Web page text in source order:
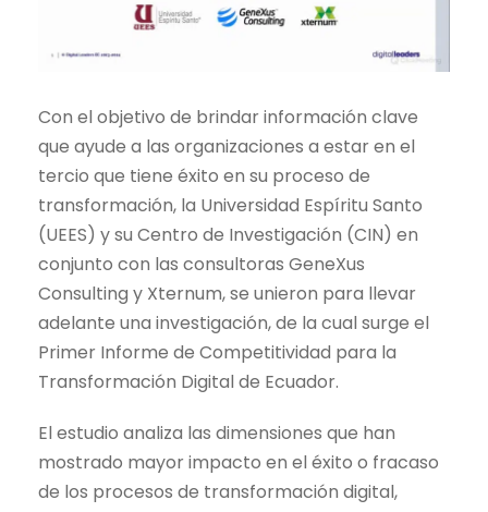
Con el objetivo de brindar información clave
que ayude a las organizaciones a estar en el
tercio que tiene éxito en su proceso de
transformación, la Universidad Espíritu Santo
(UEES) y su Centro de Investigación (CIN) en
conjunto con las consultoras GeneXus
Consulting y Xternum, se unieron para llevar
adelante una investigación, de la cual surge el
Primer Informe de Competitividad para la
Transformación Digital de Ecuador.
El estudio analiza las dimensiones que han
mostrado mayor impacto en el éxito o fracaso
de los procesos de transformación digital,